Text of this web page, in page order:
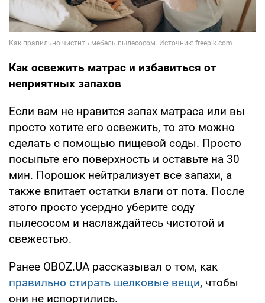
Как освежить матрас и избавиться от
неприятных запахов
Если вам не нравится запах матраса или вы
просто хотите его освежить, то это можно
сделать с помощью пищевой соды. Просто
посыпьте его поверхность и оставьте на 30
мин. Порошок нейтрализует все запахи, а
также впитает остатки влаги от пота. После
этого просто усердно уберите соду
пылесосом и наслаждайтесь чистотой и
свежестью.
Ранее OBOZ.UA рассказывал о том, как
правильно стирать шелковые вещи, чтобы
они не испортились.